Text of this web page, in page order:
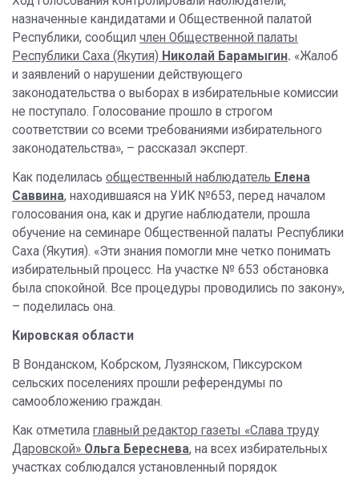
назначенные кандидатами и Общественной палатой
Республики, сообщил член Общественной палаты
Республики Саха (Якутия) Николай Барамыгин. «Жалоб
и заявлений о нарушении действующего
законодательства о выборах в избирательные комиссии
не поступало. Голосование прошло в строгом
соответствии со всеми требованиями избирательного
законодательства», – рассказал эксперт.
Как поделилась общественный наблюдатель Елена
Саввина, находившаяся на УИК №653, перед началом
голосования она, как и другие наблюдатели, прошла
обучение на семинаре Общественной палаты Республики
Саха (Якутия). «Эти знания помогли мне четко понимать
избирательный процесс. На участке № 653 обстановка
была спокойной. Все процедуры проводились по закону»,
– поделилась она.
Кировская области
В Вонданском, Кобрском, Лузянском, Пиксурском
сельских поселениях прошли референдумы по
самообложению граждан.
Как отметила главный редактор газеты «Слава труду
Даровской» Ольга Береснева, на всех избирательных
участках соблюдался установленный порядок